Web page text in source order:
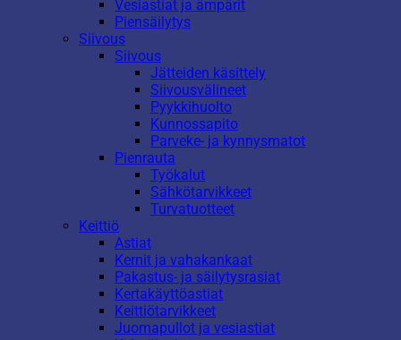
Vesiastiat ja ämpärit
Piensäilytys
Siivous
Siivous
Jätteiden käsittely
Siivousvälineet
Pyykkihuolto
Kunnossapito
Parveke- ja kynnysmatot
Pienrauta
Työkalut
Sähkötarvikkeet
Turvatuotteet
Keittiö
Astiat
Kernit ja vahakankaat
Pakastus- ja säilytysrasiat
Kertakäyttöastiat
Keittiötarvikkeet
Juomapullot ja vesiastiat